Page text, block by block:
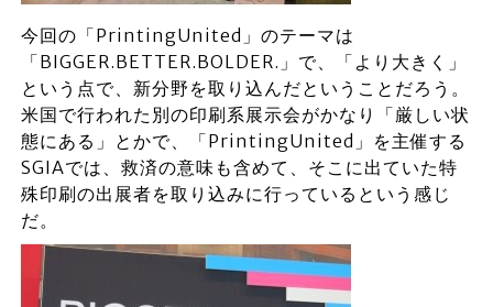
今回の「PrintingUnited」のテーマは
「BIGGER.BETTER.BOLDER.」で、「より大きく」
という点で、新分野を取り込んだということだろう。
米国で行われた別の印刷系展示会がかなり「厳しい状
態にある」とかで、「PrintingUnited」を主催する
SGIAでは、救済の意味も含めて、そこに出ていた特
殊印刷の出展者を取り込みに行っているという感じ
だ。